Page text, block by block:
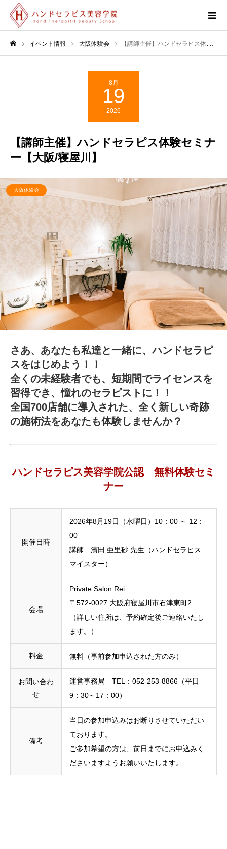
イベント情報 大阪体験会 【講師主催】ハンドセラピス体験セミナー【大阪/寝屋川】
8月
19
2026
【講師主催】ハンドセラピス体験セミナ
ー【大阪/寝屋川】
大阪体験会
さあ、あなたも私達と一緒に、ハンドセラピ
スをはじめよう！！
全くの未経験者でも、短期間でライセンスを
習得でき、憧れのセラピストに！！
全国700店舗に導入された、全く新しい奇跡
の施術法をあなたも体験しませんか？
ハンドセラピス美容学院公認 無料体験セミ
ナー
開催日時
2026年8月19日（水曜日）10：00 ～ 12：
00
講師 濱田 亜里砂 先生（ハンドセラピス
マイスター）
会場
Private Salon Rei
〒572-0027 大阪府寝屋川市石津東町2
（詳しい住所は、予約確定後ご連絡いたし
ます。）
料金 無料（事前参加申込された方のみ）
お問い合わ
せ
運営事務局 TEL：052-253-8866（平日
9：30～17：00）
備考
当日の参加申込みはお断りさせていただい
ております。
ご参加希望の方は、前日までにお申込みく
ださいますようお願いいたします。